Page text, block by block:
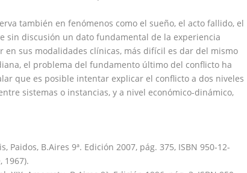
también en fenómenos como el sueño, el acto fallido, el
sin discusión un dato fundamental de la experiencia
sus modalidades clínicas, más difícil es dar del mismo
el problema del fundamento último del conflicto ha
que es posible intentar explicar el conflicto a dos niveles
sistemas o instancias, y a nivel económico-dinámico,
Paidos, B.Aires 9ª. Edición 2007, pág. 375, ISBN 950-12-
1967).